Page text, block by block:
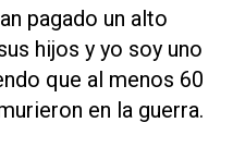
pagado un alto
hijos y yo soy uno
que al menos 60
en la guerra.